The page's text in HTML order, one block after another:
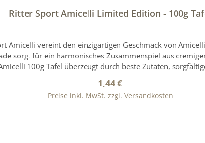
Ritter Sport Amicelli Limited Edition - 100g
Amicelli vereint den einzigartigen Geschmack von
sorgt für ein harmonisches Zusammenspiel aus
100g Tafel überzeugt durch beste Zutaten,
Magermilchpulver, Haselnussmasse (7 %),
Energie: 2144kJ/512kcal Fett: 26g, davon gesättigte
auf der Verpackung. Nur diese sind verbindlich.
Regulärer Preis:
1,44 €
Preise inkl. MwSt. zzgl. Versandkosten